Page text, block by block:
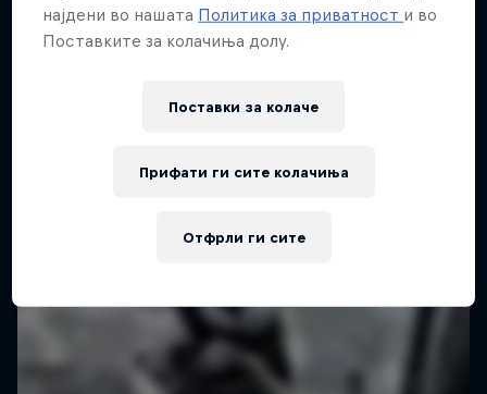
најдени во нашата Политика за приватност и во
Поставките за колачиња долу.
Поставки за колачe
Отфрли ги сите
Прифати ги сите колачиња